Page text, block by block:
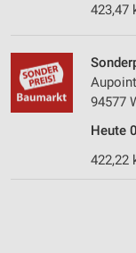
423,47
94577
Heute
422,22